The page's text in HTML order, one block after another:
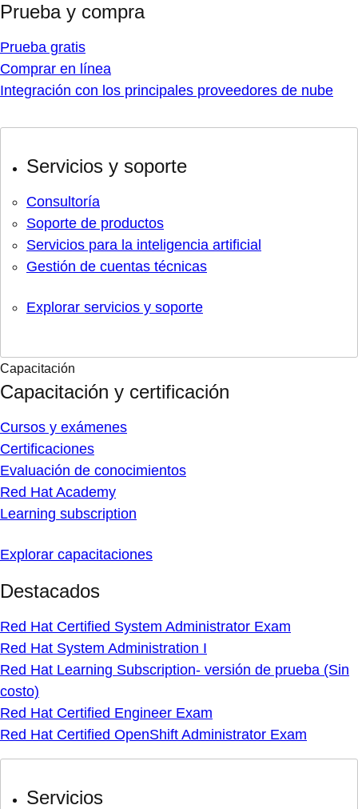
Prueba y compra
Prueba gratis
Comprar en línea
Integración con los principales proveedores de nube
Servicios y soporte
Consultoría
Soporte de productos
Servicios para la inteligencia artificial
Gestión de cuentas técnicas
Explorar servicios y soporte
Capacitación
Capacitación y certificación
Cursos y exámenes
Certificaciones
Evaluación de conocimientos
Red Hat Academy
Learning subscription
Explorar capacitaciones
Destacados
Red Hat Certified System Administrator Exam
Red Hat System Administration I
Red Hat Learning Subscription- versión de prueba (Sin
costo)
Red Hat Certified Engineer Exam
Red Hat Certified OpenShift Administrator Exam
Servicios